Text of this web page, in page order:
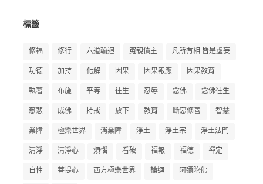
標籤
修福 修行 六道輪迴 冤親債主 凡所有相 皆是虛妄
功德 加持 化解 因果 因果報應 因果教育
執著 布施 平等 往生 忍辱 念佛 念佛往生
慈悲 成佛 持戒 放下 教育 斷惡修善 智慧
業障 極樂世界 消業障 淨土 淨土宗 淨土法門
清淨 清淨心 煩惱 看破 福報 福德 禪定
自性 菩提心 西方極樂世界 輪迴 阿彌陀佛